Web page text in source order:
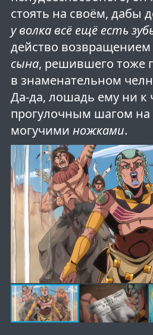
стоять на своём, дабы
у волка всё ещё есть
действо возвращением
сына, решившего тоже
в знаменательном
Да-да, лошадь ему ни к
прогулочным шагом
могучими ножками.